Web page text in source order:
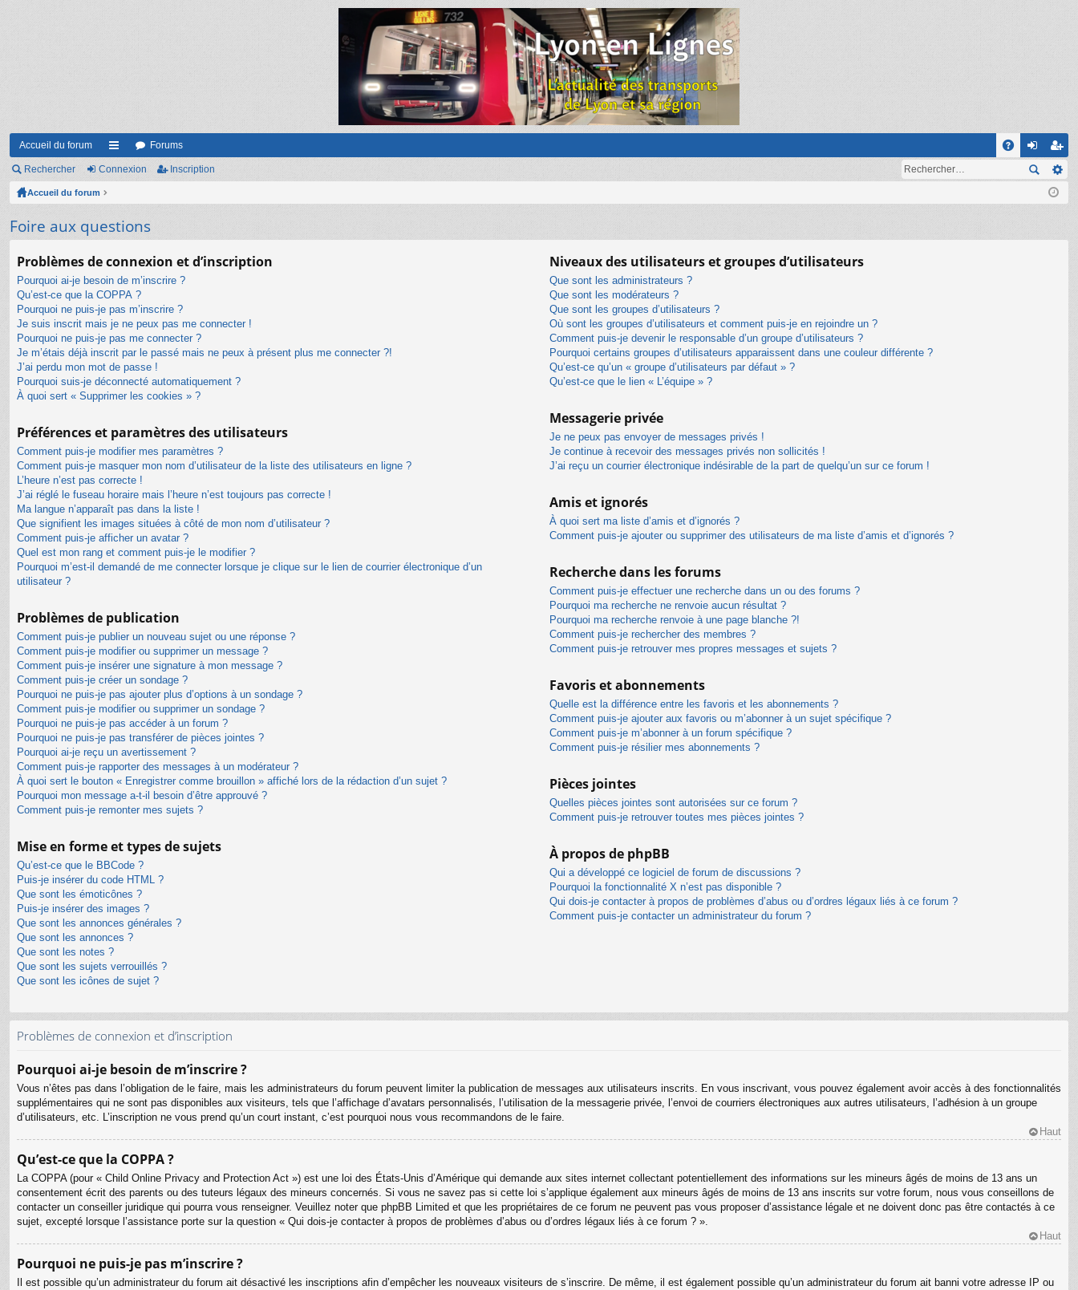
Accueil du forum
ac
ci
s
Forums
on
on
ns
cri
on
Rechercher Connexion Inscription
Accueil du forum
Foire aux questions
Problèmes de connexion et d’inscription
Pourquoi ai-je besoin de m’inscrire ?
Qu’est-ce que la COPPA ?
Pourquoi ne puis-je pas m’inscrire ?
Je suis inscrit mais je ne peux pas me connecter !
Pourquoi ne puis-je pas me connecter ?
Je m’étais déjà inscrit par le passé mais ne peux à présent plus me connecter ?!
J’ai perdu mon mot de passe !
Pourquoi suis-je déconnecté automatiquement ?
À quoi sert « Supprimer les cookies » ?
Préférences et paramètres des utilisateurs
Comment puis-je modifier mes paramètres ?
Comment puis-je masquer mon nom d’utilisateur de la liste des utilisateurs en ligne ?
L’heure n’est pas correcte !
J’ai réglé le fuseau horaire mais l’heure n’est toujours pas correcte !
Ma langue n’apparaît pas dans la liste !
Que signifient les images situées à côté de mon nom d’utilisateur ?
Comment puis-je afficher un avatar ?
Quel est mon rang et comment puis-je le modifier ?
Pourquoi m’est-il demandé de me connecter lorsque je clique sur le lien de courrier électronique d’un
utilisateur ?
Problèmes de publication
Comment puis-je publier un nouveau sujet ou une réponse ?
Comment puis-je modifier ou supprimer un message ?
Comment puis-je insérer une signature à mon message ?
Comment puis-je créer un sondage ?
Pourquoi ne puis-je pas ajouter plus d’options à un sondage ?
Comment puis-je modifier ou supprimer un sondage ?
Pourquoi ne puis-je pas accéder à un forum ?
Pourquoi ne puis-je pas transférer de pièces jointes ?
Pourquoi ai-je reçu un avertissement ?
Comment puis-je rapporter des messages à un modérateur ?
À quoi sert le bouton « Enregistrer comme brouillon » affiché lors de la rédaction d’un sujet ?
Pourquoi mon message a-t-il besoin d’être approuvé ?
Comment puis-je remonter mes sujets ?
Mise en forme et types de sujets
Qu’est-ce que le BBCode ?
Puis-je insérer du code HTML ?
Que sont les émoticônes ?
Puis-je insérer des images ?
Que sont les annonces générales ?
Que sont les annonces ?
Que sont les notes ?
Que sont les sujets verrouillés ?
Que sont les icônes de sujet ?
Niveaux des utilisateurs et groupes d’utilisateurs
Que sont les administrateurs ?
Que sont les modérateurs ?
Que sont les groupes d’utilisateurs ?
Où sont les groupes d’utilisateurs et comment puis-je en rejoindre un ?
Comment puis-je devenir le responsable d’un groupe d’utilisateurs ?
Pourquoi certains groupes d’utilisateurs apparaissent dans une couleur différente ?
Qu’est-ce qu’un « groupe d’utilisateurs par défaut » ?
Qu’est-ce que le lien « L’équipe » ?
Messagerie privée
Je ne peux pas envoyer de messages privés !
Je continue à recevoir des messages privés non sollicités !
J’ai reçu un courrier électronique indésirable de la part de quelqu’un sur ce forum !
Amis et ignorés
À quoi sert ma liste d’amis et d’ignorés ?
Comment puis-je ajouter ou supprimer des utilisateurs de ma liste d’amis et d’ignorés ?
Recherche dans les forums
Comment puis-je effectuer une recherche dans un ou des forums ?
Pourquoi ma recherche ne renvoie aucun résultat ?
Pourquoi ma recherche renvoie à une page blanche ?!
Comment puis-je rechercher des membres ?
Comment puis-je retrouver mes propres messages et sujets ?
Favoris et abonnements
Quelle est la différence entre les favoris et les abonnements ?
Comment puis-je ajouter aux favoris ou m’abonner à un sujet spécifique ?
Comment puis-je m’abonner à un forum spécifique ?
Comment puis-je résilier mes abonnements ?
Pièces jointes
Quelles pièces jointes sont autorisées sur ce forum ?
Comment puis-je retrouver toutes mes pièces jointes ?
À propos de phpBB
Qui a développé ce logiciel de forum de discussions ?
Pourquoi la fonctionnalité X n’est pas disponible ?
Qui dois-je contacter à propos de problèmes d’abus ou d’ordres légaux liés à ce forum ?
Comment puis-je contacter un administrateur du forum ?
Problèmes de connexion et d’inscription
Pourquoi ai-je besoin de m’inscrire ?
Vous n’êtes pas dans l’obligation de le faire, mais les administrateurs du forum peuvent limiter la publication de messages aux utilisateurs inscrits. En vous inscrivant, vous pouvez également avoir accès à des fonctionnalités
supplémentaires qui ne sont pas disponibles aux visiteurs, tels que l’affichage d’avatars personnalisés, l’utilisation de la messagerie privée, l’envoi de courriers électroniques aux autres utilisateurs, l’adhésion à un groupe
d’utilisateurs, etc. L’inscription ne vous prend qu’un court instant, c’est pourquoi nous vous recommandons de le faire.
Haut
Qu’est-ce que la COPPA ?
La COPPA (pour « Child Online Privacy and Protection Act ») est une loi des États-Unis d’Amérique qui demande aux sites internet collectant potentiellement des informations sur les mineurs âgés de moins de 13 ans un
consentement écrit des parents ou des tuteurs légaux des mineurs concernés. Si vous ne savez pas si cette loi s’applique également aux mineurs âgés de moins de 13 ans inscrits sur votre forum, nous vous conseillons de
contacter un conseiller juridique qui pourra vous renseigner. Veuillez noter que phpBB Limited et que les propriétaires de ce forum ne peuvent pas vous proposer d’assistance légale et ne doivent donc pas être contactés à ce
sujet, excepté lorsque l’assistance porte sur la question « Qui dois-je contacter à propos de problèmes d’abus ou d’ordres légaux liés à ce forum ? ».
Haut
Pourquoi ne puis-je pas m’inscrire ?
Il est possible qu’un administrateur du forum ait désactivé les inscriptions afin d’empêcher les nouveaux visiteurs de s’inscrire. De même, il est également possible qu’un administrateur du forum ait banni votre adresse IP ou